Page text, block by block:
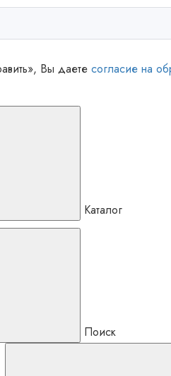
Вы даете согласие на
Каталог
Поиск